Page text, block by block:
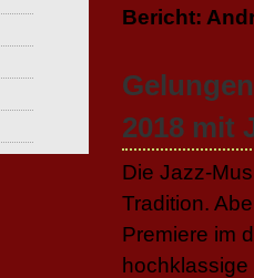
Bericht:
2018 mit
Die Jazz-
Tradition.
Premiere im